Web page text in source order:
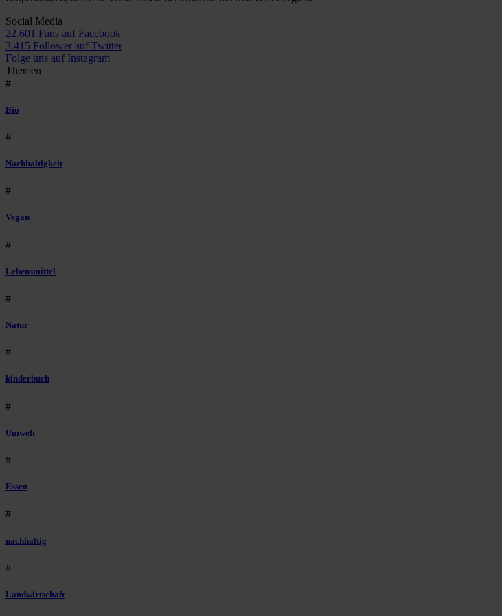
Social Media
22.601 Fans auf Facebook
3.415 Follower auf Twitter
Folge uns auf Instagram
Themen
#
Bio
#
Nachhaltigkeit
#
Vegan
#
Lebensmittel
#
Natur
#
kinderbuch
#
Umwelt
#
Essen
#
nachhaltig
#
Landwirtschaft